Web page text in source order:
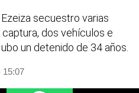
secuestro varias
dos vehículos e
un detenido de 34 años.
15:07